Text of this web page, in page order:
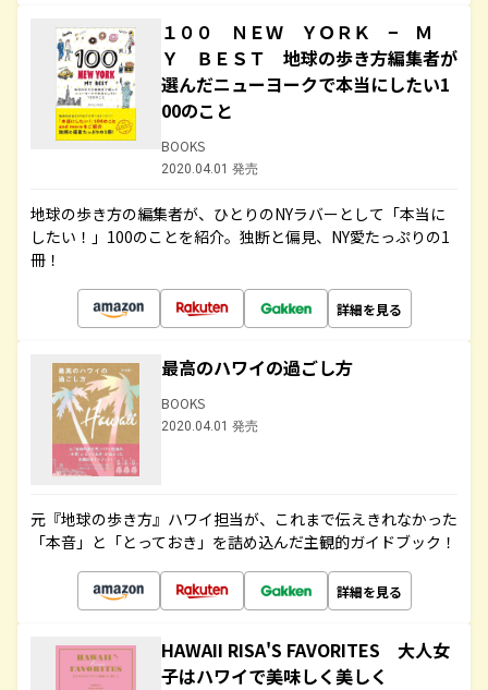
１００ ＮＥＷ ＹＯＲＫ − Ｍ
Ｙ ＢＥＳＴ 地球の歩き方編集者が
選んだニューヨークで本当にしたい1
00のこと
BOOKS
2020.04.01 発売
地球の歩き方の編集者が、ひとりのNYラバーとして「本当に
したい！」100のことを紹介。独断と偏見、NY愛たっぷりの1
冊！
詳細を見る
最高のハワイの過ごし方
BOOKS
2020.04.01 発売
元『地球の歩き方』ハワイ担当が、これまで伝えきれなかった
「本音」と「とっておき」を詰め込んだ主観的ガイドブック！
詳細を見る
HAWAII RISA'S FAVORITES 大人女
子はハワイで美味しく美しく